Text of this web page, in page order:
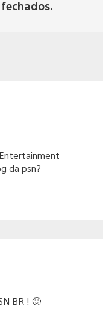
da psn?
BR ! 🙂